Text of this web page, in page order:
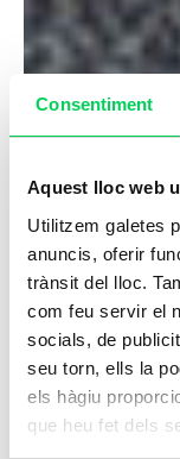
Consentiment
Aquest lloc web
Utilitzem galetes
anuncis, oferir
trànsit del lloc.
com feu servir el
socials, de
seu torn, ells la
els hàgiu
que heu fet dels